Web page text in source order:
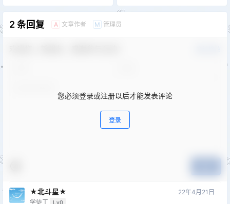
2 条回复 A 文章作者 M 管理员
您必须登录或注册以后才能发表评论
登录
★北斗星★
学徒工 Lv0
22年4月21日